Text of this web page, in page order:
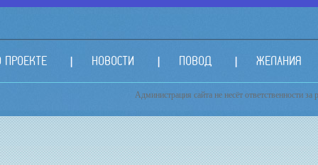
ПРОЕКТЕ НОВОСТИ ПОВОД ЖЕЛАНИЯ
Администрация сайта не несёт ответственности